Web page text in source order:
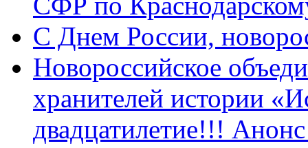
C Днем России,
Новороссийское
хранителей истории
двадцатилетие!!!